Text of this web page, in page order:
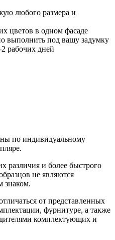
любого размера и
цветов в одном фасаде
выполнить под вашу задумку
2 рабочих дней
по индивидуальному
различия и более быстрого
не являются
знаком.
от представленных
фурнитуре, а также
комплектующих и